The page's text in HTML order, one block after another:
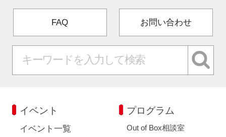
FAQ お問い合わせ
イベント
イベント一覧
プログラム
Out of Box相談室